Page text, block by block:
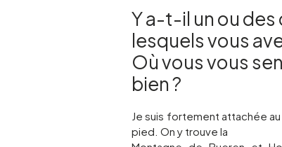
Y a-t-il un ou
lesquels vous
Où vous vous
bien ?
Je suis fortement attachée
pied. On y trouve la